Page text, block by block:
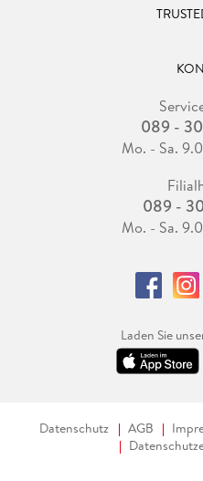
089 -
Mo. - Sa.
089 -
Mo. - Sa.
Laden Sie
Datenschutz AGB